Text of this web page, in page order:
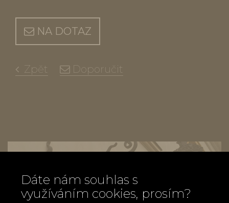
NA DOTAZ
Zpět Doporučit
Dáte nám souhlas s
využíváním cookies, prosím?